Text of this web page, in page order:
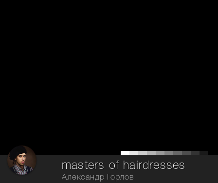
masters of hairdresses
Александр Горлов